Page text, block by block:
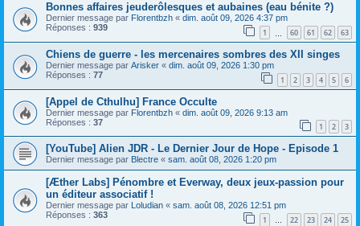
Bonnes affaires jeuderôlesques et aubaines (eau bénite ?)
Dernier message par Florentbzh « dim. août 09, 2026 4:37 pm
Réponses : 939 1 60 61 62 63
Chiens de guerre - les mercenaires sombres des XII singes
Dernier message par Arisker « dim. août 09, 2026 1:30 pm
Réponses : 77 1 2 3 4 5 6
[Appel de Cthulhu] France Occulte
Dernier message par Florentbzh « dim. août 09, 2026 9:13 am
Réponses : 37 1 2 3
[YouTube] Alien JDR - Le Dernier Jour de Hope - Episode 1
Dernier message par Blectre « sam. août 08, 2026 1:20 pm
[Æther Labs] Pénombre et Everway, deux jeux-passion pour
un éditeur associatif !
Dernier message par Loludian « sam. août 08, 2026 12:51 pm
Réponses : 363 1 … 22 23 24 25